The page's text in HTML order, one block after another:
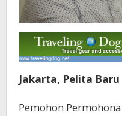
Jakarta, Pelita Baru
Pemohon